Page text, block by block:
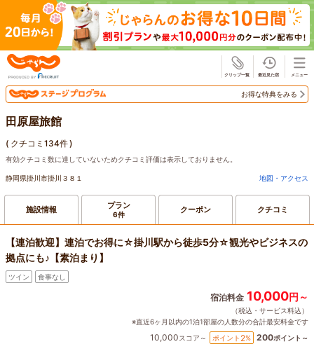
お得な特典をみる
田原屋旅館
( クチコミ134件)
有効クチコミ数に達していないためクチコミ評価は表示しておりません。
静岡県掛川市掛川３８１ 地図・アクセス
施設情報 プラン
6件 クーポン クチコミ
【連泊歓迎】連泊でお得に☆掛川駅から徒歩5分☆観光やビジネスの
拠点にも♪【素泊まり】
ツイン 食事なし
宿泊料金 10,000円～
（税込・サービス料込）
※直近6ヶ月以内の1泊1部屋の人数分の合計最安料金です
10,000スコア～ ポイント 2% 200ポイント～